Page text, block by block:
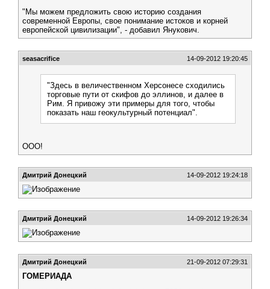
"Мы можем предложить свою историю создания
современной Европы, свое понимание истоков и корней
европейской цивилизации", - добавил Янукович.
seasacrifice 14-09-2012 19:20:45
"Здесь в величественном Херсонесе сходились
торговые пути от скифов до эллинов, и далее в
Рим. Я привожу эти примеры для того, чтобы
показать наш геокультурный потенциал".
ООО!
Дмитрий Донецкий 14-09-2012 19:24:18
Дмитрий Донецкий 14-09-2012 19:26:34
Дмитрий Донецкий 21-09-2012 07:29:31
ГОМЕРИАДА